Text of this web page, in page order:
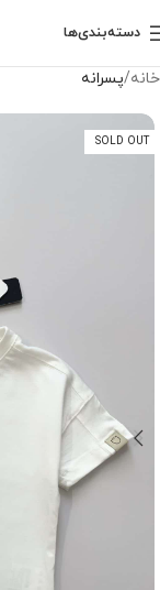
دسته‌بندی‌ها
خانه پسرانه
SOLD OUT